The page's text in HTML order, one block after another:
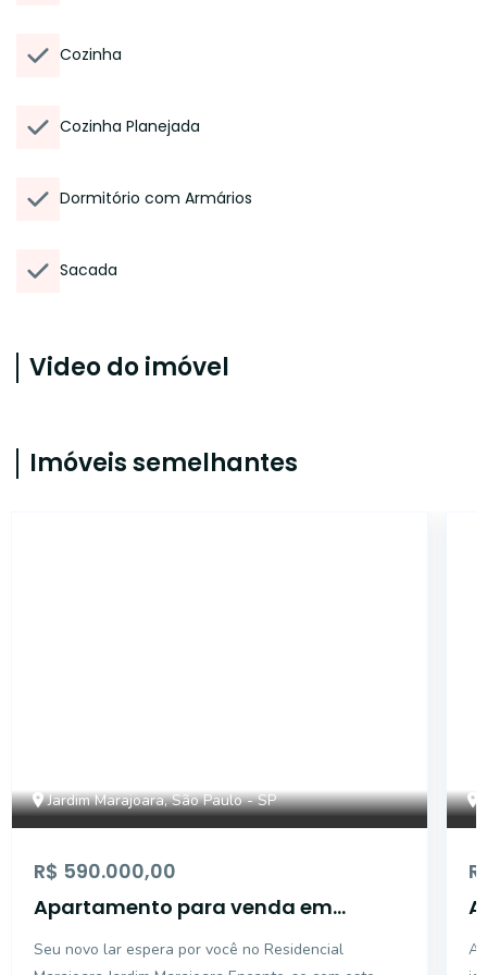
Cozinha
Cozinha Planejada
Dormitório com Armários
Sacada
Video do imóvel
Imóveis semelhantes
Jardim Marajoara, São Paulo - SP
R$ 590.000,00
Apartamento para venda em
sendo 1 suíte, 71m²
Seu novo lar espera por você no Residencial